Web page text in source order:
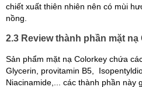
chiết xuất thiên nhiên nên có mùi
nồng.
2.3 Review thành phần mặt nạ
Sản phẩm mặt nạ Colorkey chứa
Glycerin, provitamin B5,
Niacinamide,... các thành phần